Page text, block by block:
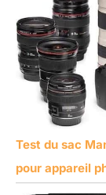
Test du sac
pour appareil